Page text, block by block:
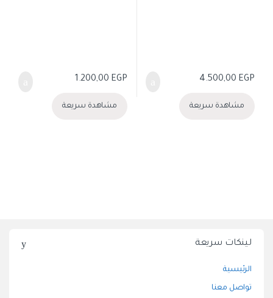
4.500,00 EGP
مشاهدة سريعة
1.200,00 EGP
مشاهدة سريعة
لينكات سريعة
الرئيسية
تواصل معنا